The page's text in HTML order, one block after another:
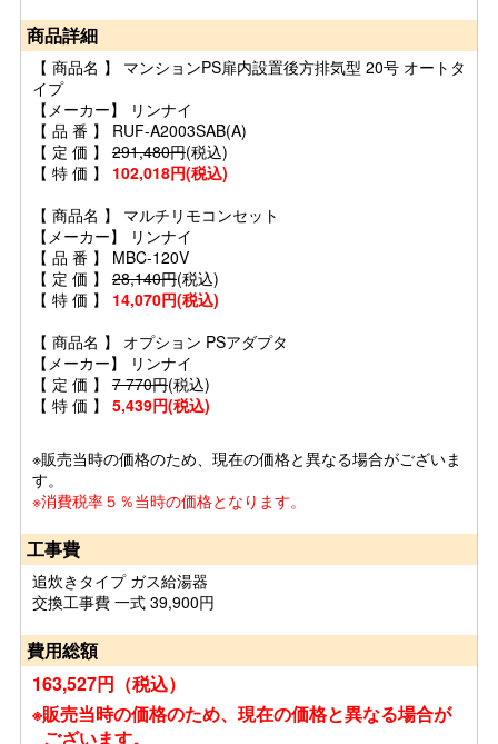
商品詳細
【 商品名 】 マンションPS扉内設置後方排気型 20号 オートタ
イプ
【メーカー】 リンナイ
【 品 番 】 RUF-A2003SAB(A)
【 定 価 】 291,480円(税込)
【 特 価 】 102,018円(税込)
【 商品名 】 マルチリモコンセット
【メーカー】 リンナイ
【 品 番 】 MBC-120V
【 定 価 】 28,140円(税込)
【 特 価 】 14,070円(税込)
【 商品名 】 オプション PSアダプタ
【メーカー】 リンナイ
【 定 価 】 7 770円(税込)
【 特 価 】 5,439円(税込)
※販売当時の価格のため、現在の価格と異なる場合がございま
す。
※消費税率５％当時の価格となります。
工事費
追炊きタイプ ガス給湯器
交換工事費 一式 39,900円
費用総額
163,527円（税込）
※販売当時の価格のため、現在の価格と異なる場合が
ございます。